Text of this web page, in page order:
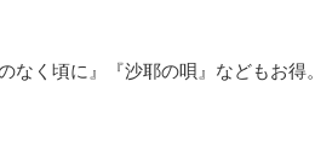
なく頃に』『沙耶の唄』などもお得。